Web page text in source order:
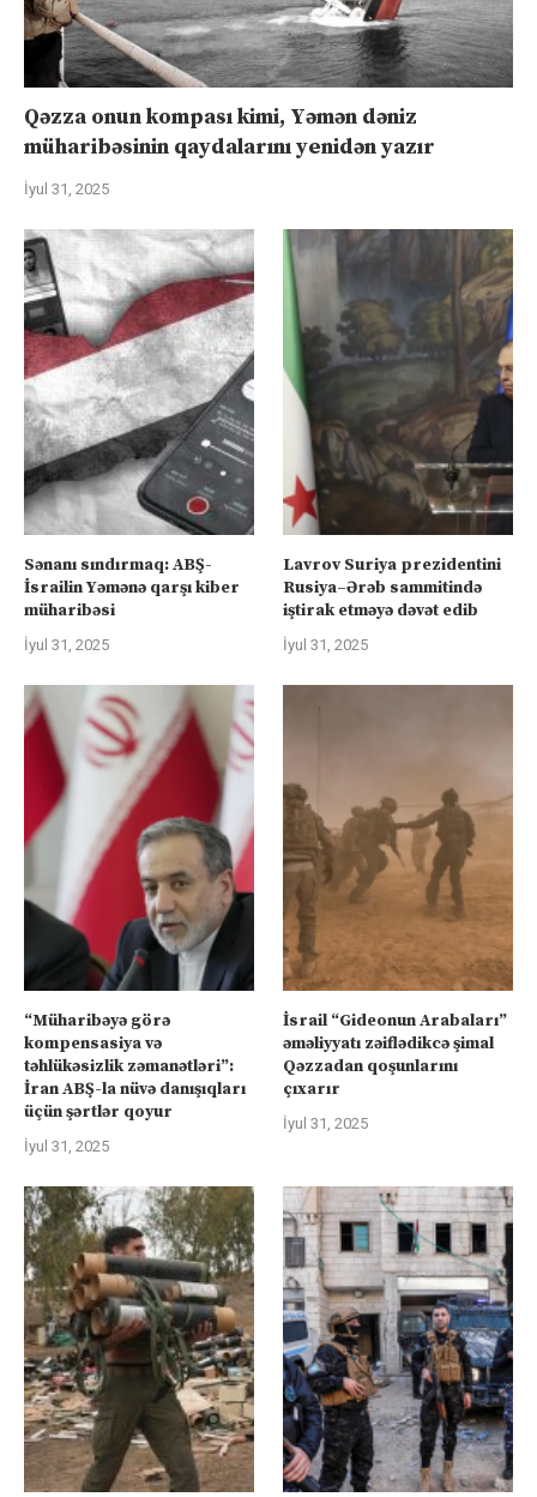
Qəzza onun kompası kimi, Yəmən dəniz
müharibəsinin qaydalarını yenidən yazır
İyul 31, 2025
Sənanı sındırmaq: ABŞ-
İsrailin Yəmənə qarşı kiber
müharibəsi
İyul 31, 2025
Lavrov Suriya prezidentini
Rusiya–Ərəb sammitində
iştirak etməyə dəvət edib
İyul 31, 2025
“Müharibəyə görə
kompensasiya və
təhlükəsizlik zəmanətləri”:
İran ABŞ-la nüvə danışıqları
üçün şərtlər qoyur
İyul 31, 2025
İsrail “Gideonun Arabaları”
əməliyyatı zəiflədikcə şimal
Qəzzadan qoşunlarını
çıxarır
İyul 31, 2025